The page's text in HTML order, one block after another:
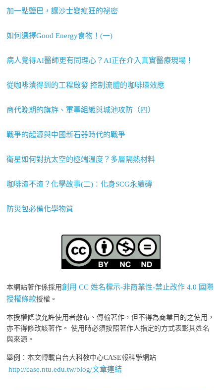
加一點鹽巴，讓沙士變瘋狂的祕密
如何選擇Good Energy食物！(一)
病人覺得AI醫師更有同理心？AI正在介入真實醫療現場！
從咖啡漬得到的工程啟發 控制流體的咖啡環效應
商代晚期的旗斿、軍事組織與城池攻防（四）
戰爭的起源與中國新石器時代的戰爭
衛星如何對抗太空的極端溫度？多層隔熱材料
咖啡渣不渣？化學故事(二)：化身SCG永續磚
防災包必備化學物質
本網站著作係採用創用 CC 姓名標示-非商業性-禁止改作 4.0 國際
授權條款授權。
本授權條款允許使用者散布、傳輸著作，但不得為商業目的之使用，
亦不得修改該著作。 使用時必須按照著作人指定的方式表彰其姓名
與來源。
舉例：本文轉載自台大科教中心CASE報科學網站
http://case.ntu.edu.tw/blog/文章連結